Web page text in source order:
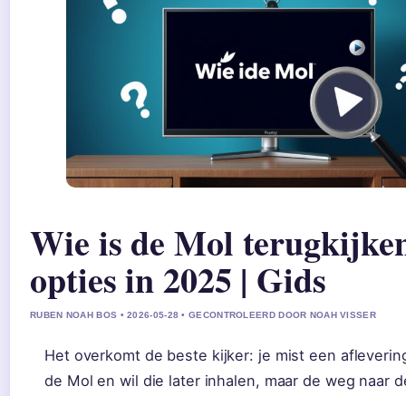
Wie is de Mol
opties in 2025 | Gids
RUBEN NOAH BOS • 2026-05-28 • GECONTROLEERD DOOR NOAH VISSER
Het overkomt de beste kijker: je mist een
de Mol en wil die later inhalen, maar de weg naar